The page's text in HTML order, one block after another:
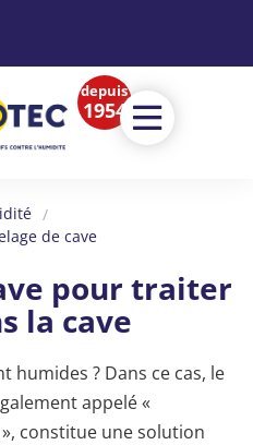
depuis
1954
de cave
pour traiter
la cave
humides ? Dans ce cas, le
appelé «
constitue une solution